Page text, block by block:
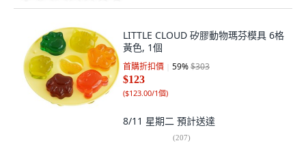
LITTLE CLOUD 矽膠動物瑪芬模具 6格
黃色, 1個
首購折扣價 59%$303
$123
($123.00/1個)
8/11 星期二 預計送達
(207)